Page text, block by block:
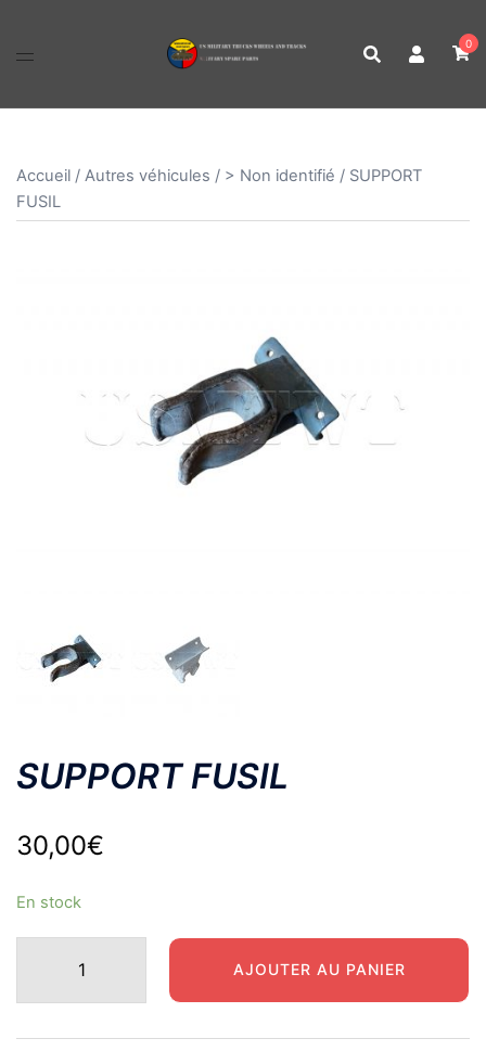
0
Accueil / Autres véhicules / > Non identifié / SUPPORT
FUSIL
SUPPORT FUSIL
30,00€
En stock
SUPPORT
FUSIL
AJOUTER AU PANIER